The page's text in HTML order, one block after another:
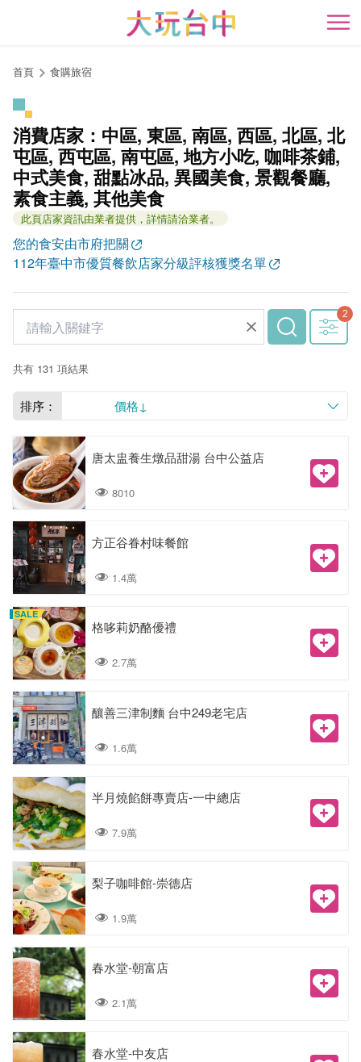
開
首頁 食購旅宿
消費店家：中區, 東區, 南區, 西區, 北區, 北
屯區, 西屯區, 南屯區, 地方小吃, 咖啡茶鋪,
中式美食, 甜點冰品, 異國美食, 景觀餐廳,
素食主義, 其他美食
此頁店家資訊由業者提供，詳情請洽業者。
您的食安由市府把關
112年臺中市優質餐飲店家分級評核獲獎名單
共有 131 項結果
排序： 價格↓
唐太盅養生燉品甜湯 台中公益店
8010
方正谷眷村味餐館
1.4萬
SALE
格哆莉奶酪優禮
2.7萬
釀善三津制麵 台中249老宅店
1.6萬
半月燒餡餅專賣店-一中總店
7.9萬
梨子咖啡館-崇德店
1.9萬
春水堂-朝富店
2.1萬
春水堂-中友店